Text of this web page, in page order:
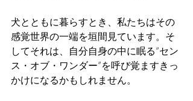
犬とともに暮らすとき、私たちはその
感覚世界の一端を垣間見ています。そ
してそれは、自分自身の中に眠る“セン
ス・オブ・ワンダー”を呼び覚ますきっ
かけになるかもしれません。